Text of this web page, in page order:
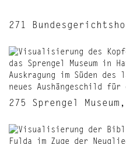
271
275 Sprengel